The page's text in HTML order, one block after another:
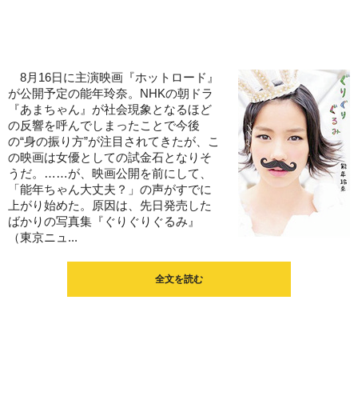
8月16日に主演映画『ホットロード』
が公開予定の能年玲奈。NHKの朝ドラ
『あまちゃん』が社会現象となるほど
の反響を呼んでしまったことで今後
の“身の振り方”が注目されてきたが、こ
の映画は女優としての試金石となりそ
うだ。……が、映画公開を前にして、
「能年ちゃん大丈夫？」の声がすでに
上がり始めた。原因は、先日発売した
ばかりの写真集『ぐりぐりぐるみ』
（東京ニュ...
全文を読む